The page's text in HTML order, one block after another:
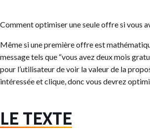
Comment optimiser une seule offre si vous
Même si une première offre est
message tels que “vous avez deux mois
pour l’utilisateur de voir la valeur de la
intéressée et clique, donc vous devrez
LE TEXTE